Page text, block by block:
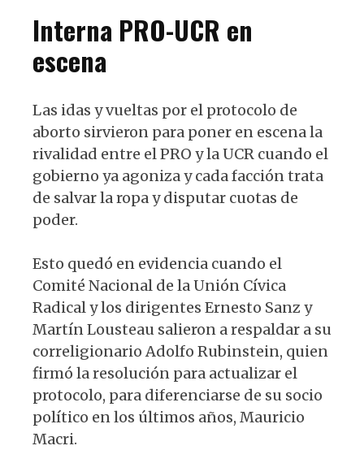
Interna PRO-UCR en
escena
Las idas y vueltas por el protocolo de
aborto sirvieron para poner en escena la
rivalidad entre el PRO y la UCR cuando el
gobierno ya agoniza y cada facción trata
de salvar la ropa y disputar cuotas de
poder.
Esto quedó en evidencia cuando el
Comité Nacional de la Unión Cívica
Radical y los dirigentes Ernesto Sanz y
Martín Lousteau salieron a respaldar a su
correligionario Adolfo Rubinstein, quien
firmó la resolución para actualizar el
protocolo, para diferenciarse de su socio
político en los últimos años, Mauricio
Macri.